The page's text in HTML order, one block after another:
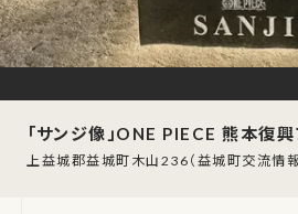
「サンジ像」ONE PIECE 熊本復
上益城郡益城町木山236（益城町交流情報